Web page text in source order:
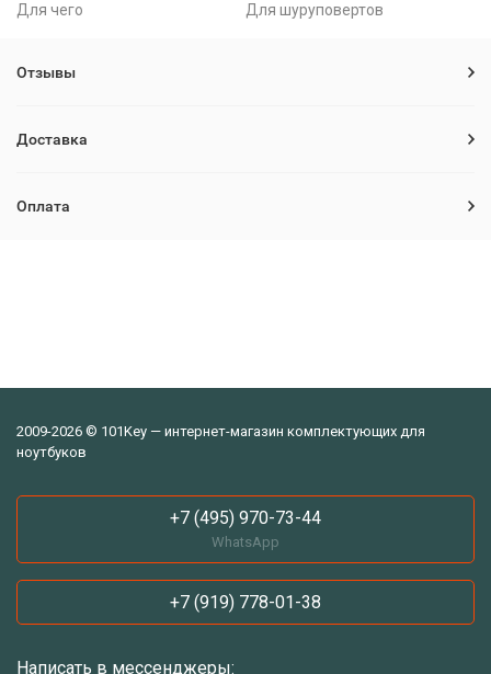
Для чего Для шуруповертов
Отзывы
Доставка
Оплата
2009-2026 © 101Key — интернет-магазин комплектующих для
ноутбуков
+7 (495) 970-73-44
WhatsApp
+7 (919) 778-01-38
Написать в мессенджеры: